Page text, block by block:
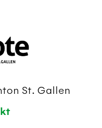
St. Gallen